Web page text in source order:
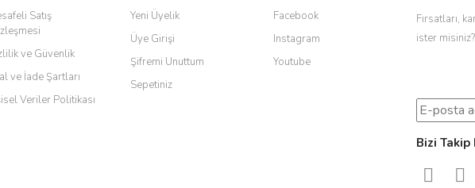
Satış
ve Güvenlik
ve İade Şartları
Veriler Politikası
Yeni Üyelik
Üye Girişi
Şifremi Unuttum
Sepetiniz
Facebook
Instagram
Youtube
Fırsatları,
ister misiniz?
Bizi Takip